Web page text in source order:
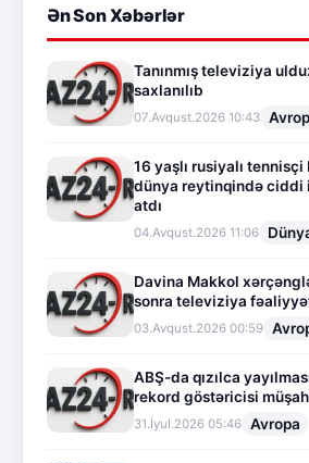
Ən Son Xəbərlər
Tanınmış televiziya
saxlanılıb
07.Avqust.2026 10:43
16 yaşlı rusiyalı
dünya reytinqində ciddi
atdı
04.Avqust.2026 11:06
Davina Makkol
sonra televiziya
03.Avqust.2026 00:59
ABŞ-da qızılca
rekord göstəricisi
31.İyul.2026 05:46 Avropa